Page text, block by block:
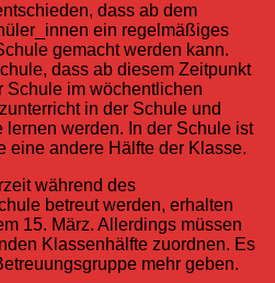
dass ab dem
ein regelmäßiges
gemacht werden kann.
dass ab diesem Zeitpunkt
Schule im wöchentlichen
in der Schule und
lernen werden. In der Schule ist
eine andere Hälfte der Klasse.
während des
betreut werden, erhalten
15. März. Allerdings müssen
Klassenhälfte zuordnen. Es
mehr geben.